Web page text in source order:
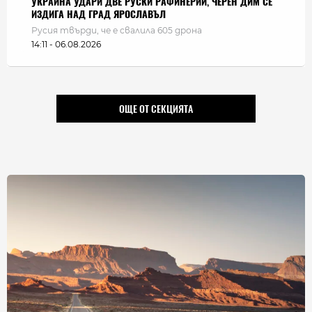
ИЗДИГА НАД ГРАД ЯРОСЛАВЪЛ
Русия твърди, че е свалила 605 дрона
14:11 - 06.08.2026
ОЩЕ ОТ СЕКЦИЯТА